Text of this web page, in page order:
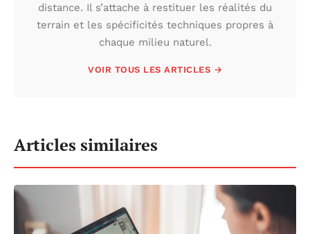
distance. Il s’attache à restituer les réalités du
terrain et les spécificités techniques propres à
chaque milieu naturel.
VOIR TOUS LES ARTICLES →
Articles similaires